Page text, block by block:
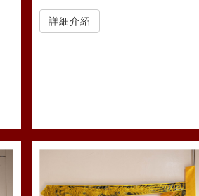
詳細介紹